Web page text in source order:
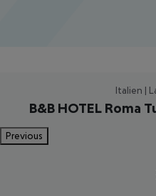
Italien |
B&B HOTEL Roma
Previous